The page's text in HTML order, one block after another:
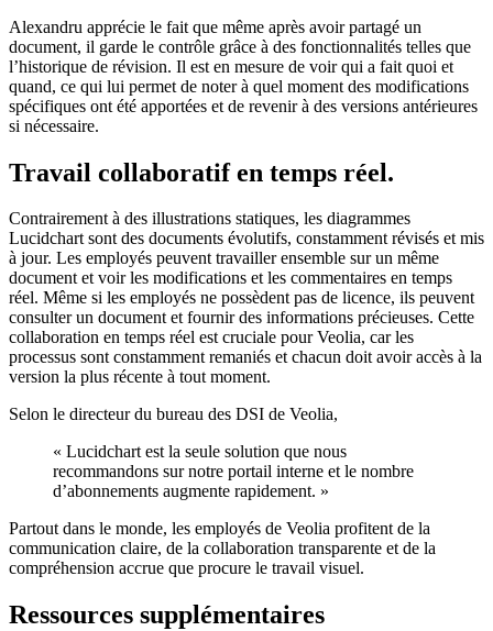
Alexandru apprécie le fait que même après avoir partagé un
document, il garde le contrôle grâce à des fonctionnalités telles que
l’historique de révision. Il est en mesure de voir qui a fait quoi et
quand, ce qui lui permet de noter à quel moment des modifications
spécifiques ont été apportées et de revenir à des versions antérieures
si nécessaire.
Travail collaboratif en temps réel.
Contrairement à des illustrations statiques, les diagrammes
Lucidchart sont des documents évolutifs, constamment révisés et mis
à jour. Les employés peuvent travailler ensemble sur un même
document et voir les modifications et les commentaires en temps
réel. Même si les employés ne possèdent pas de licence, ils peuvent
consulter un document et fournir des informations précieuses. Cette
collaboration en temps réel est cruciale pour Veolia, car les
processus sont constamment remaniés et chacun doit avoir accès à la
version la plus récente à tout moment.
Selon le directeur du bureau des DSI de Veolia,
« Lucidchart est la seule solution que nous
recommandons sur notre portail interne et le nombre
d’abonnements augmente rapidement. »
Partout dans le monde, les employés de Veolia profitent de la
communication claire, de la collaboration transparente et de la
compréhension accrue que procure le travail visuel.
Ressources supplémentaires